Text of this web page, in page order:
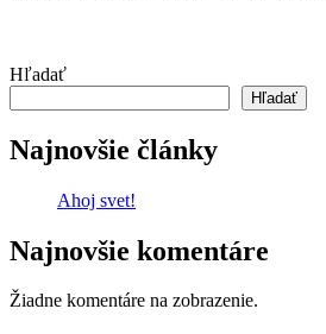
Hľadať
Hľadať
Najnovšie články
Ahoj svet!
Najnovšie komentáre
Žiadne komentáre na zobrazenie.